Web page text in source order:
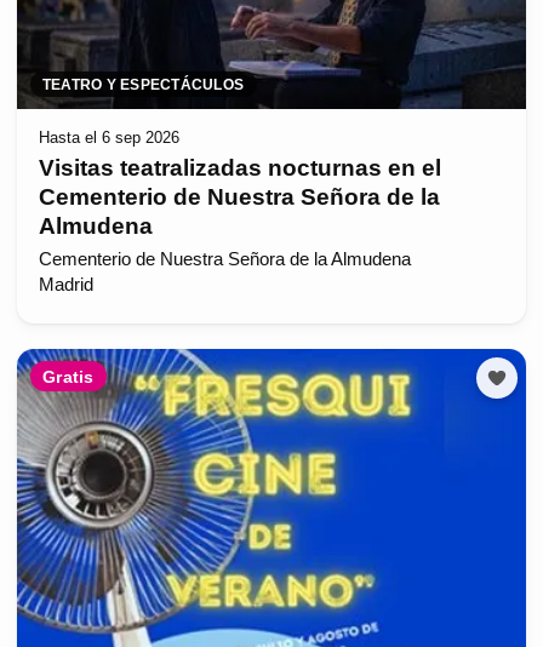
TEATRO Y ESPECTÁCULOS
Hasta el 6 sep 2026
Visitas teatralizadas nocturnas en el
Cementerio de Nuestra Señora de la
Almudena
Cementerio de Nuestra Señora de la Almudena
Madrid
Gratis